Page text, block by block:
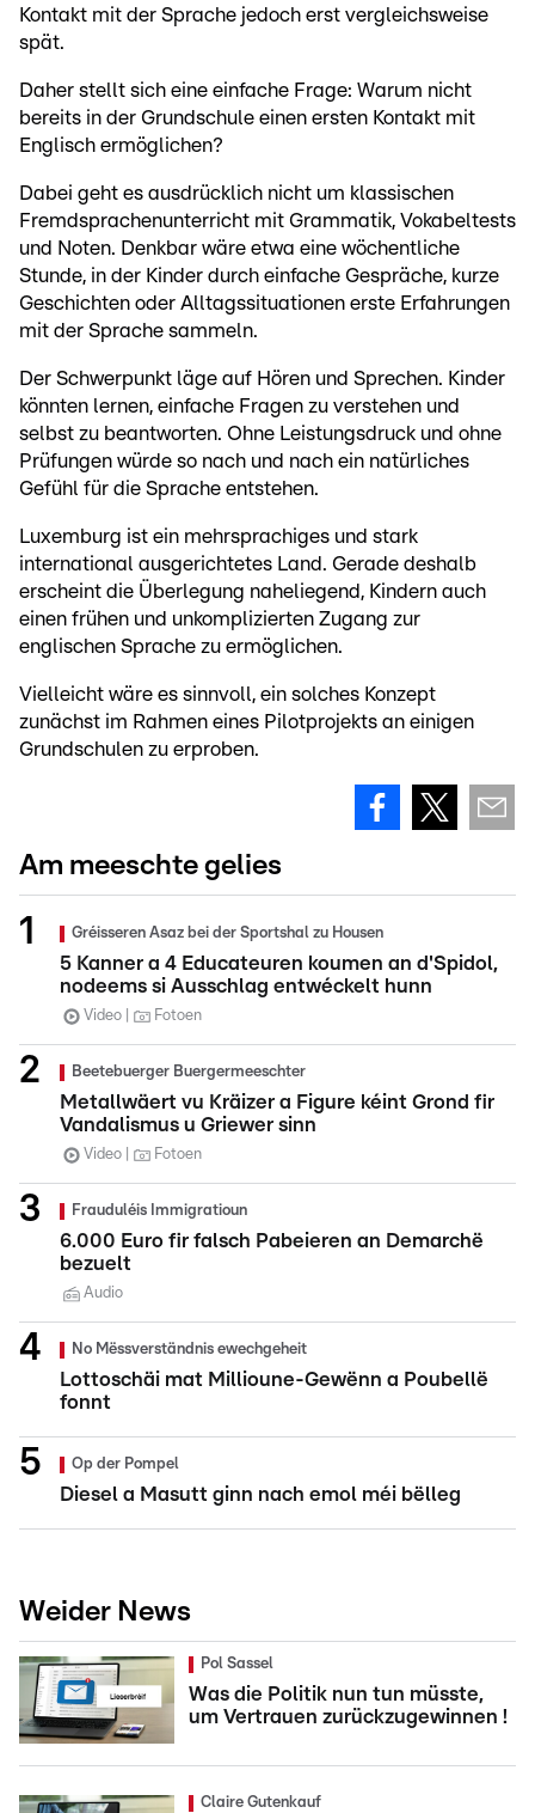
Kontakt mit der Sprache jedoch erst vergleichsweise
spät.
Daher stellt sich eine einfache Frage: Warum nicht
bereits in der Grundschule einen ersten Kontakt mit
Englisch ermöglichen?
Dabei geht es ausdrücklich nicht um klassischen
Fremdsprachenunterricht mit Grammatik, Vokabeltests
und Noten. Denkbar wäre etwa eine wöchentliche
Stunde, in der Kinder durch einfache Gespräche, kurze
Geschichten oder Alltagssituationen erste Erfahrungen
mit der Sprache sammeln.
Der Schwerpunkt läge auf Hören und Sprechen. Kinder
könnten lernen, einfache Fragen zu verstehen und
selbst zu beantworten. Ohne Leistungsdruck und ohne
Prüfungen würde so nach und nach ein natürliches
Gefühl für die Sprache entstehen.
Luxemburg ist ein mehrsprachiges und stark
international ausgerichtetes Land. Gerade deshalb
erscheint die Überlegung naheliegend, Kindern auch
einen frühen und unkomplizierten Zugang zur
englischen Sprache zu ermöglichen.
Vielleicht wäre es sinnvoll, ein solches Konzept
zunächst im Rahmen eines Pilotprojekts an einigen
Grundschulen zu erproben.
Am meeschte gelies
Gréisseren Asaz bei der Sportshal zu Housen
5 Kanner a 4 Educateuren koumen an d'Spidol,
nodeems si Ausschlag entwéckelt hunn
Video Fotoen
Beetebuerger Buergermeeschter
Metallwäert vu Kräizer a Figure kéint Grond fir
Vandalismus u Griewer sinn
Video Fotoen
Frauduléis Immigratioun
6.000 Euro fir falsch Pabeieren an Demarchë
bezuelt
Audio
No Mëssverständnis ewechgeheit
Lottoschäi mat Millioune-Gewënn a Poubellë
fonnt
Op der Pompel
Diesel a Masutt ginn nach emol méi bëlleg
Weider News
Pol Sassel
Was die Politik nun tun müsste,
um Vertrauen zurückzugewinnen !
Claire Gutenkauf